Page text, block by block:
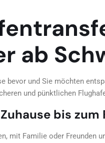
ab
bevor und Sie möchten
und pünktlichen
bis zum
mit Familie oder Freunden